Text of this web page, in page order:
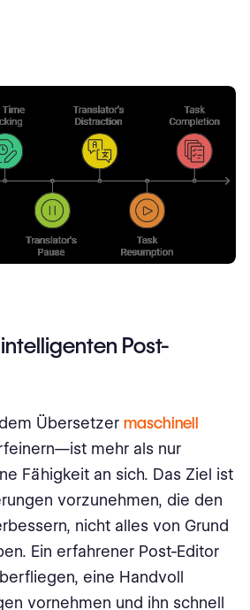
Post-
Übersetzer maschinell
mehr als nur
Fähigkeit an sich. Das Ziel ist
vorzunehmen, die den
nicht alles von Grund
Ein erfahrener Post-Editor
eine Handvoll
vornehmen und ihn schnell